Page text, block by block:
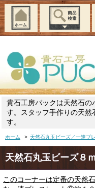
貴石工房パックは天然石
す。スタッフ手作りの天然
す。
ホーム > 天然石丸玉ビーズ／一連ブ
天然石丸玉ビーズ８
このコーナーは定番の天然